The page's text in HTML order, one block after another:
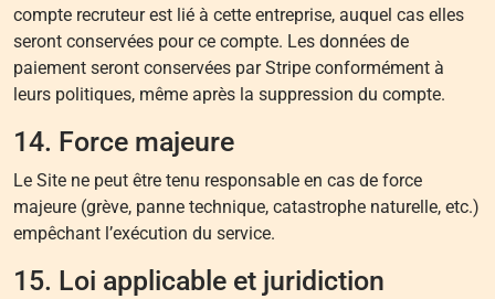
compte recruteur est lié à cette entreprise, auquel cas elles
seront conservées pour ce compte. Les données de
paiement seront conservées par Stripe conformément à
leurs politiques, même après la suppression du compte.
14. Force majeure
Le Site ne peut être tenu responsable en cas de force
majeure (grève, panne technique, catastrophe naturelle, etc.)
empêchant l’exécution du service.
15. Loi applicable et juridiction